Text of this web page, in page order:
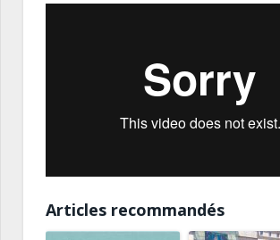
Articles recommandés